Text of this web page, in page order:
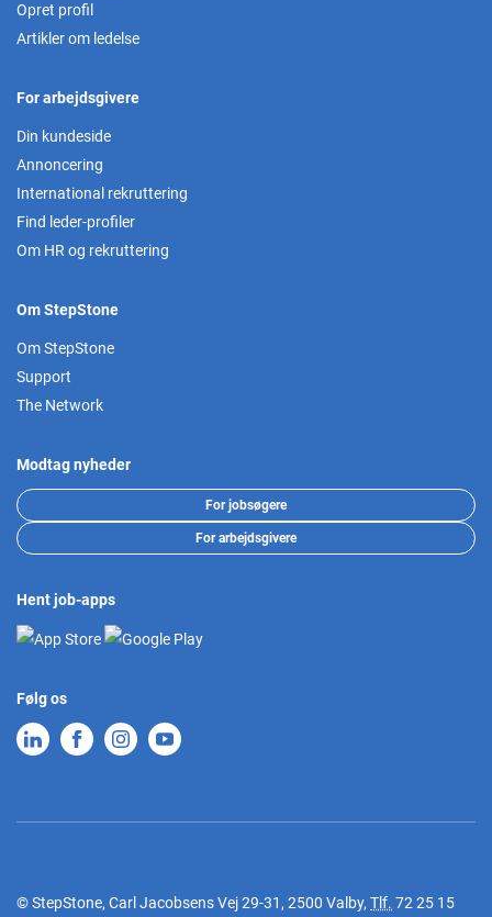
Opret profil
Artikler om ledelse
For arbejdsgivere
Din kundeside
Annoncering
International rekruttering
Find leder-profiler
Om HR og rekruttering
Om StepStone
Om StepStone
Support
The Network
Modtag nyheder
For jobsøgere
For arbejdsgivere
Hent job-apps
Følg os
© StepStone, Carl Jacobsens Vej 29-31, 2500 Valby, Tlf. 72 25 15